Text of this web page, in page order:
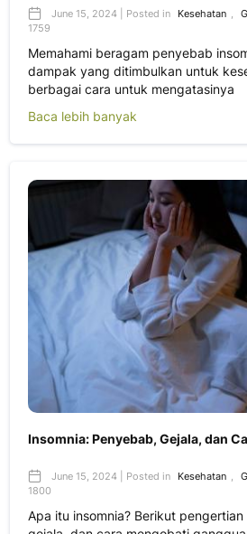
June 15, 2024 | Posted in Kesehatan ,
1759
Memahami beragam penyebab
dampak yang ditimbulkan untuk
berbagai cara untuk mengatasinya
Baca lebih banyak
Insomnia: Penyebab, Gejala, dan
June 15, 2024 | Posted in Kesehatan ,
1800
Apa itu insomnia? Berikut